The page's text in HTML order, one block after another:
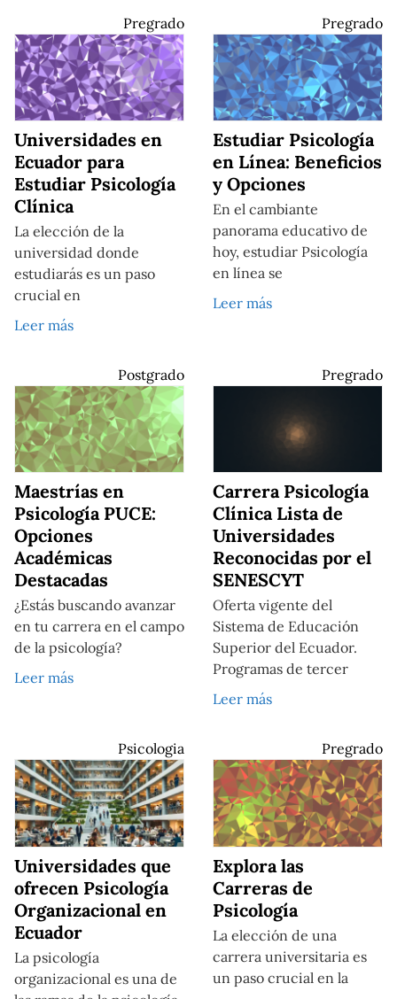
Pregrado
Universidades en
Ecuador para
Estudiar Psicología
Clínica
La elección de la
universidad donde
estudiarás es un paso
crucial en
Leer más
Pregrado
Estudiar Psicología
en Línea: Beneficios
y Opciones
En el cambiante
panorama educativo de
hoy, estudiar Psicología
en línea se
Leer más
Postgrado
Maestrías en
Psicología PUCE:
Opciones
Académicas
Destacadas
¿Estás buscando avanzar
en tu carrera en el campo
de la psicología?
Leer más
Pregrado
Carrera Psicología
Clínica Lista de
Universidades
Reconocidas por el
SENESCYT
Oferta vigente del
Sistema de Educación
Superior del Ecuador.
Programas de tercer
Leer más
Psicologia
Universidades que
ofrecen Psicología
Organizacional en
Ecuador
La psicología
organizacional es una de
Pregrado
Explora las
Carreras de
Psicología
La elección de una
carrera universitaria es
un paso crucial en la